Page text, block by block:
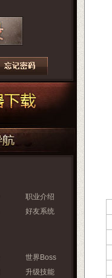
职业介绍
好友系统
世界Boss
升级技能